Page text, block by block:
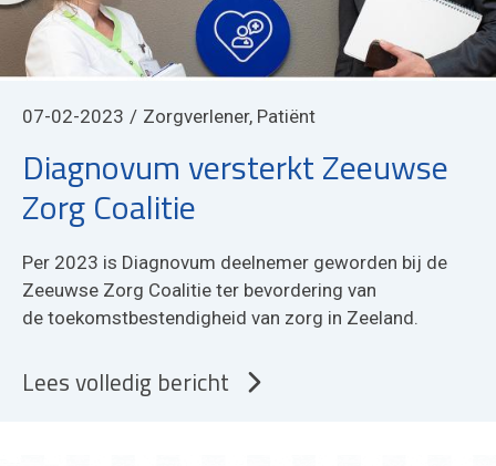
07-02-2023 Zorgverlener, Patiënt
Diagnovum versterkt Zeeuwse
Zorg Coalitie
Per 2023 is Diagnovum deelnemer geworden bij de
Zeeuwse Zorg Coalitie ter bevordering van
de toekomstbestendigheid van zorg in Zeeland.
Lees volledig bericht